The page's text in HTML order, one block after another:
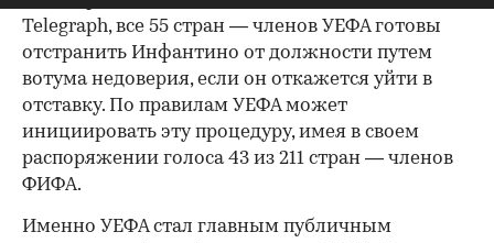
Telegraph, все 55 стран — членов УЕФА готовы
отстранить Инфантино от должности путем
вотума недоверия, если он откажется уйти в
отставку. По правилам УЕФА может
инициировать эту процедуру, имея в своем
распоряжении голоса 43 из 211 стран — членов
ФИФА.
Именно УЕФА стал главным публичным